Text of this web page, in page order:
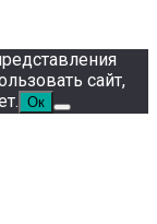
сайт,
Ок